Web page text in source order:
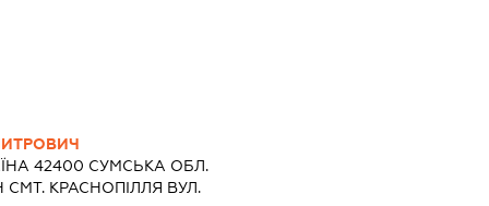
42400 СУМСЬКА ОБЛ.
КРАСНОПІЛЛЯ ВУЛ.